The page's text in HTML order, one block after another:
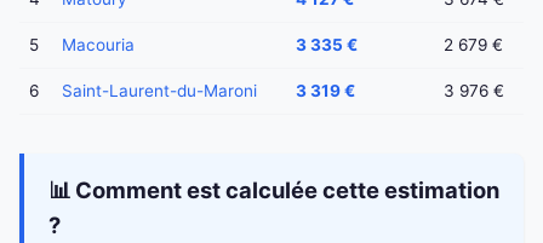
5 Macouria 3 335 € 2 679 €
6 Saint-Laurent-du-Maroni 3 319 € 3 976 €
📊 Comment est calculée cette estimation
?